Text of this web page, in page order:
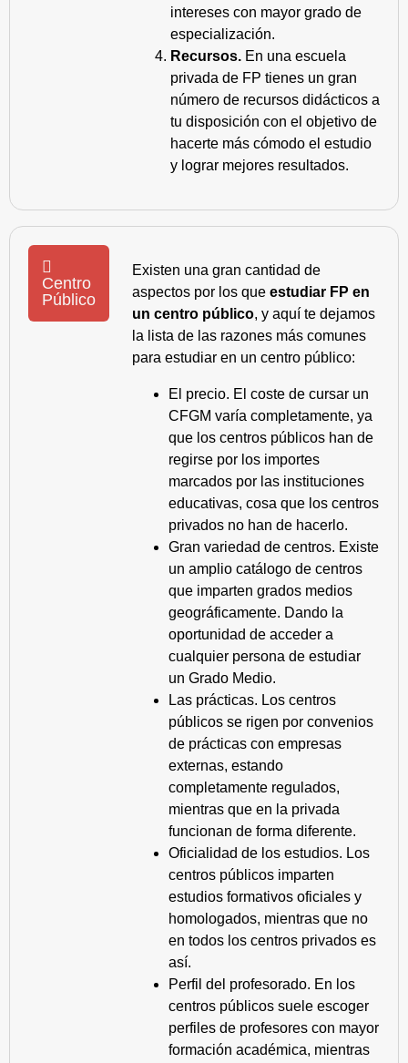
intereses con mayor grado de
especialización.
Recursos. En una escuela
privada de FP tienes un gran
número de recursos didácticos a
tu disposición con el objetivo de
hacerte más cómodo el estudio
y lograr mejores resultados.
Centro
Público
Existen una gran cantidad de
aspectos por los que estudiar FP en
un centro público, y aquí te dejamos
la lista de las razones más comunes
para estudiar en un centro público:
El precio. El coste de cursar un
CFGM varía completamente, ya
que los centros públicos han de
regirse por los importes
marcados por las instituciones
educativas, cosa que los centros
privados no han de hacerlo.
Gran variedad de centros. Existe
un amplio catálogo de centros
que imparten grados medios
geográficamente. Dando la
oportunidad de acceder a
cualquier persona de estudiar
un Grado Medio.
Las prácticas. Los centros
públicos se rigen por convenios
de prácticas con empresas
externas, estando
completamente regulados,
mientras que en la privada
funcionan de forma diferente.
Oficialidad de los estudios. Los
centros públicos imparten
estudios formativos oficiales y
homologados, mientras que no
en todos los centros privados es
así.
Perfil del profesorado. En los
centros públicos suele escoger
perfiles de profesores con mayor
formación académica, mientras